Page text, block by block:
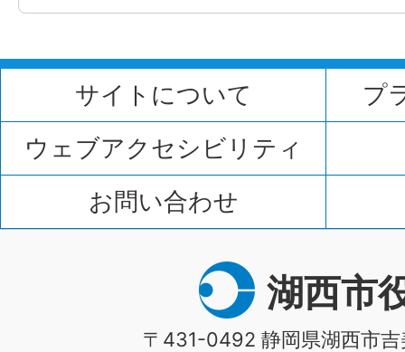
サイトについて
プ
ウェブアクセシビリティ
お問い合わせ
湖西市
〒431-0492 静岡県湖西市